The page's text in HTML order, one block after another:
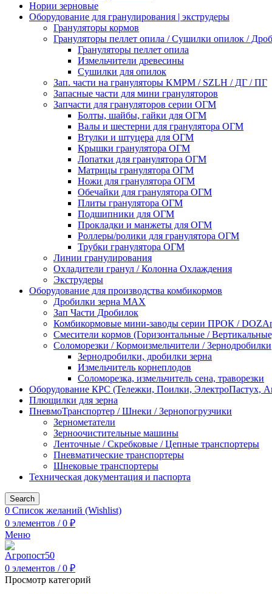
Нории зерновые
Оборудование для гранулирования | экструдеры
Грануляторы кормов
Грануляторы пеллет опила / Сушилки опилок /
Грануляторы пеллет опила
Измельчители древесины
Сушилки для опилок
Зап. части на грануляторы KMPM / SZLH / ДГ / ПГ
Запасные части для мини грануляторов
Запчасти для грануляторов серии ОГМ
Болты, шайбы, гайки для ОГМ
Валы и шестерни для гранулятора ОГМ
Втулки и штуцера для ОГМ
Крышки гранулятора ОГМ
Лопатки для гранулятора ОГМ
Матрицы гранулятора ОГМ
Ножи для гранулятора ОГМ
Обечайки для гранулятора ОГМ
Плиты гранулятора ОГМ
Подшипники для ОГМ
Прокладки и манжеты для ОГМ
Роллеры/ролики для гранулятора ОГМ
Трубки гранулятора ОГМ
Линии гранулирования
Охладители гранул / Колонна Охлаждения
Экструдеры
Оборудование для производства комбикормов
Дробилки зерна МАХ
Зап Части Дробилок
Комбикормовые мини-заводы серии ПРОК /
Смесители кормов (Горизонтальные /
Соломорезки / Кормоизмельчители / Зернодробилки
Зернодробилки, дробилки зерна
Измельчитель корнеплодов
Соломорезка, измельчитель сена, траворезки
Оборудование КРС (Тележки, Поилки, ЭлектроПастух,
Плющилки для зерна
ПневмоТранспортер / Шнеки / Зернопогрузчики
Зернометатели
Зерноочистительные машины
Ленточные / Скребковые / Цепные транспортеры
Пневматические транспортеры
Шнековые транспортеры
Техническая документация и паспорта
Search
0 Список желаний (Wishlist)
0 элементов / 0 ₽
Меню
0 элементов / 0 ₽
Просмотр категорий